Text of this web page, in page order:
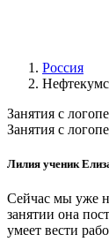
Россия
Занятия с
Занятия с
Лилия ученик
Сейчас мы уже
занятии она
умеет вести